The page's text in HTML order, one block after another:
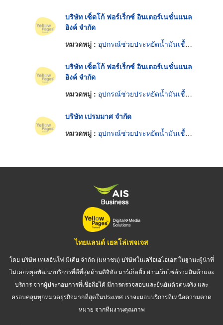
บริษัท เซ็ดโก้ ฟอร์เร็กซ์ อินเตอร์เนชั่นแนล
อิงค์ จำกัด
หมวดหมู่ : อุปกรณ์ช่วยประหยัดน้ำมันเชื้อเพลิง
บริษัท เซ็ดโก้ ฟอร์เร็กซ์ อินเตอร์เนชั่นแนล
อิงค์ จำกัด
หมวดหมู่ : อุปกรณ์ช่วยประหยัดน้ำมันเชื้อเพลิง
บริษัท เปรมมาศ จำกัด
หมวดหมู่ : อุปกรณ์ช่วยประหยัดน้ำมันเชื้อเพลิง
ไทยแลนด์ เยลโล่เพจเจส
โดย บริษัท เทเลอินโฟ มีเดีย จำกัด (มหาชน) บริษัทในเครือเอไอเอส ในฐานะผู้นำที่
ไม่เคยหยุดพัฒนาบริการที่ดีที่สุดด้านดิจิทัล มาร์เก็ตติ้ง ผ่านเว็บไซต์รวมสินค้าและ
บริการ จากผู้ประกอบการที่เชื่อถือได้ มีการตรวจสอบและยืนยันตัวตนจริง และ
ครอบคลุมทุกหมวดธุรกิจมากที่สุดในประเทศ เราจะมอบบริการที่เหนือความคาด
หมาย จากทีมงานคุณภาพ